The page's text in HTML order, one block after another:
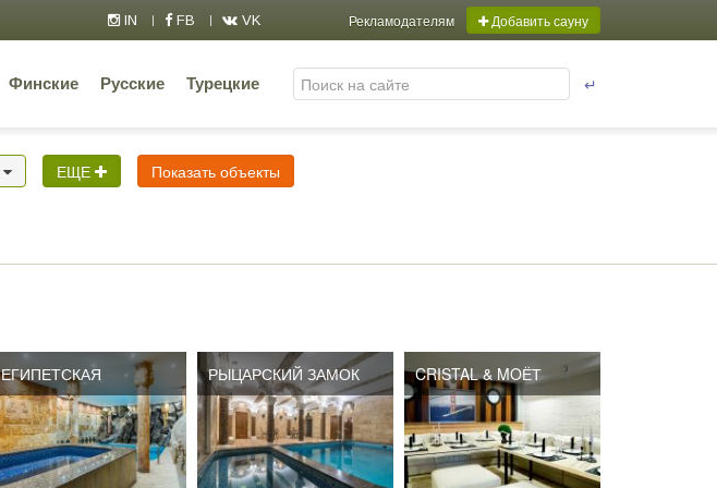
IN FB VK Добавить сауну
Рекламодателям
Финские Русские Турецкие ↵
ЕЩЕ Показать объекты
ЕГИПЕТСКАЯ РЫЦАРСКИЙ ЗАМОК CRISTAL & MOЁТ